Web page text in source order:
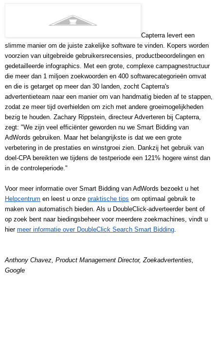
Capterra levert een
slimme manier om de juiste zakelijke software te vinden. Kopers worden
voorzien van uitgebreide gebruikersrecensies, productbeoordelingen en
gedetailleerde infographics. Met een grote, complexe campagnestructuur
die meer dan 1 miljoen zoekwoorden en 400 softwarecategorieën omvat
en die is getarget op meer dan 30 landen, zocht Capterra's
advertentieteam naar een manier om van handmatig bieden af te stappen,
zodat ze meer tijd overhielden om zich met andere groeimogelijkheden
bezig te houden. Zachary Rippstein, directeur Adverteren bij Capterra,
zegt: "We zijn veel efficiënter geworden nu we Smart Bidding van
AdWords gebruiken. Maar het belangrijkste is dat we een grote
verbetering in de prestaties en winstgroei zien. Dankzij het gebruik van
doel-CPA bereikten we tijdens de testperiode een 121% hogere winst dan
in de controleperiode."
Helpcentrum en leest u onze praktische tips om optimaal gebruik te
maken van automatisch bieden. Als u DoubleClick-adverteerder bent of
op zoek bent naar biedingsbeheer voor meerdere zoekmachines, vindt u
hier meer informatie over DoubleClick Search Smart Bidding.
Anthony Chavez, Product Management Director, Zoekadvertenties,
Google